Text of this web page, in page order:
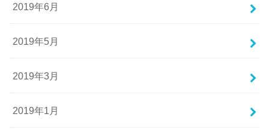
2019年6月
2019年5月
2019年3月
2019年1月